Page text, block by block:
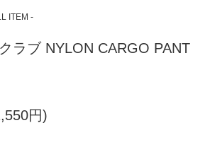
ITEM -
ラブ NYLON CARGO PANT
円)